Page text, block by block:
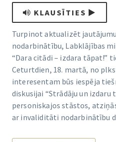
KLAUSĪTIES
Turpinot aktualizēt
nodarbinātību, Labklājības
“Dara citādi – izdara tāpat!”
Ceturtdien, 18. martā, no
interesentam būs iespēja
diskusijai “Strādāju un izdaru
personiskajos stāstos,
ar invaliditāti nodarbinātību